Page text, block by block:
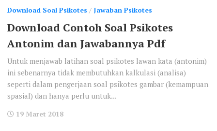
Download Soal Psikotes / Jawaban Psikotes
Download Contoh Soal Psikotes
Antonim dan Jawabannya Pdf
Untuk menjawab latihan soal psikotes lawan kata (antonim)
ini sebenarnya tidak membutuhkan kalkulasi (analisa)
seperti dalam pengerjaan soal psikotes gambar (kemampuan
spasial) dan hanya perlu untuk...
19 Maret 2018